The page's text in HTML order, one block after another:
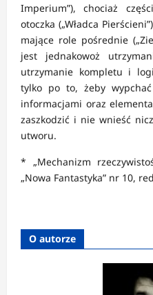
Imperium”), chociaż
otoczka („Władca
mające role pośrednie
jest jednakowoż
utrzymanie kompletu i
tylko po to, żeby
informacjami oraz
zaszkodzić i nie wnieść
utworu.
* „Mechanizm
„Nowa Fantastyka” nr 10,
O autorze